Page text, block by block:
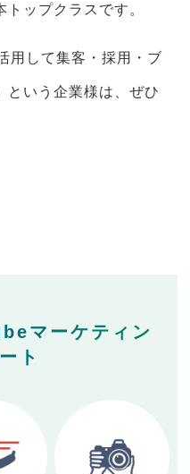
ップクラスです。
用して集客・採用・ブ
という企業様は、ぜひ
マーケティン
ト